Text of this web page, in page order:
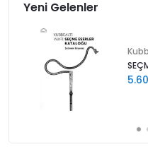
Yeni Gelenler